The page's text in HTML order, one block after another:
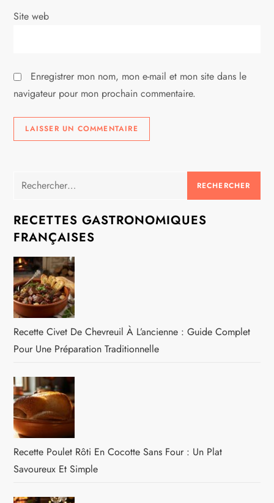
e
Site web
Enregistrer mon nom, mon e-mail et mon site dans le
navigateur pour mon prochain commentaire.
Rechercher :
RECETTES GASTRONOMIQUES
FRANÇAISES
Recette Civet De Chevreuil À L’ancienne : Guide Complet
Pour Une Préparation Traditionnelle
Recette Poulet Rôti En Cocotte Sans Four : Un Plat
Savoureux Et Simple